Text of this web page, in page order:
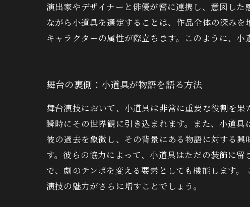
演出家やデザイナーと俳優が密に連携し、意図し
ながら小道具を選定することは、作品全体の深み
キャラクターの属性が際立ちます。このように、
舞台の裏側：小道具が物語を語る方法
舞台演技において、小道具は非常に重要な役割を
瞬時にその世界観に引き込まれます。また、小道
彼の過去を象徴し、その背景にある物語に対する
す。彼らの協力によって、小道具はただの装飾に
で、劇のテンポを変える要素としても機能します
演技の魅力がさらに増すことでしょう。